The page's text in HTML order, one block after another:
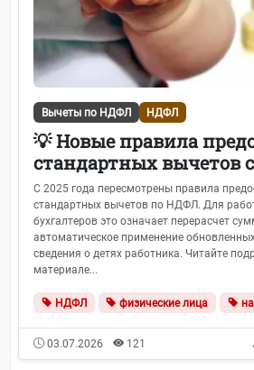
Вычеты по НДФЛ НДФЛ
💡 Новые правила
стандартных вычетов с
С 2025 года пересмотрены правила
стандартных вычетов по НДФЛ. Для
бухгалтеров это означает перерасчет
автоматическое применение
сведения о детях работника. Читайте
материале...
НДФЛ физические лица
03.07.2026 121